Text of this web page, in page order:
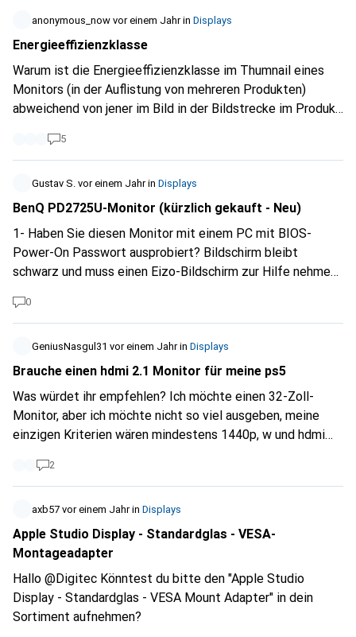
anonymous_now vor einem Jahrin Displays
Energieeffizienzklasse
Warum ist die Energieeffizienzklasse im Thumnail eines
Monitors (in der Auflistung von mehreren Produkten)
abweichend von jener im Bild in der Bildstrecke im Produkt
5
Gustav S. vor einem Jahrin Displays
BenQ PD2725U-Monitor (kürzlich gekauft - Neu)
1- Haben Sie diesen Monitor mit einem PC mit BIOS-
Power-On Passwort ausprobiert? Bildschirm bleibt
schwarz und muss einen Eizo-Bildschirm zur Hilfe nehmen!
Laptop mit nur einer Maus und Tastatur anzuschliessen?
3- Hat der Monitor eine Reset All Funktion im OSD-Menü,
damit die Einstellungen auf die Ursprüngliche rückgängig
gemacht werden? Ich habe Probleme damit und mit BenQ
Fleck. Mit Monitoren von EIZO und Acer habe ich diese
Probleme nicht. Darum Punkt 2 noch nicht mit dem
Support besprochen. Danke im Voraus für jede
Rückmeldung.
0
GeniusNasgul31 vor einem Jahrin Displays
Brauche einen hdmi 2.1 Monitor für meine ps5
Was würdet ihr empfehlen? Ich möchte einen 32-Zoll-
Monitor, aber ich möchte nicht so viel ausgeben, meine
einzigen Kriterien wären mindestens 1440p, w und hdmi
2
axb57 vor einem Jahrin Displays
Apple Studio Display - Standardglas - VESA-
Montageadapter
Hallo @Digitec Könntest du bitte den "Apple Studio
Display - Standardglas - VESA Mount Adapter" in dein
Sortiment aufnehmen?